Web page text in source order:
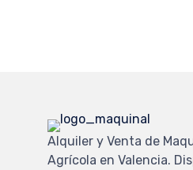
Alquiler y Venta de
Agrícola en Valencia.